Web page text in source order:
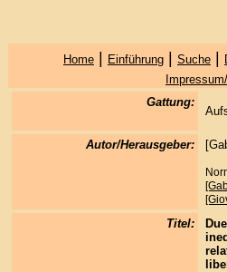
Home| Einführung| Suche|
Gattung:
Autor/Herausgeber:
Titel: